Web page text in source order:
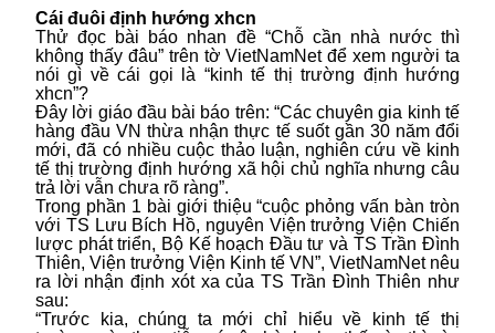
Cái đuôi định hướng xhcn
Thử đọc bài báo nhan đề “Chỗ cần nhà nước thì
không thấy đâu” trên tờ VietNamNet để xem người ta
nói gì về cái gọi là “kinh tế thị trường định hướng
xhcn”?
Đây lời giáo đầu bài báo trên: “Các chuyên gia kinh tế
hàng đầu VN thừa nhận thực tế suốt gần 30 năm đổi
mới, đã có nhiều cuộc thảo luận, nghiên cứu về kinh
tế thị trường định hướng xã hội chủ nghĩa nhưng câu
trả lời vẫn chưa rõ ràng”.
Trong phần 1 bài giới thiệu “cuộc phỏng vấn bàn tròn
với TS Lưu Bích Hồ, nguyên Viện trưởng Viện Chiến
lược phát triển, Bộ Kế hoạch Đầu tư và TS Trần Đình
Thiên, Viện trưởng Viện Kinh tế VN”, VietNamNet nêu
ra lời nhận định xót xa của TS Trần Đình Thiên như
sau:
“Trước kia, chúng ta mới chỉ hiểu về kinh tế thị